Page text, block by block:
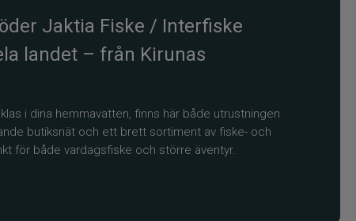
Jaktia Fiske / Interfiske
landet – från Kirunas
i dina hemmavatten, finns här både utrustningen
butiksnät och ett brett sortiment av fiske- och
för både vardagsfiske och större äventyr.